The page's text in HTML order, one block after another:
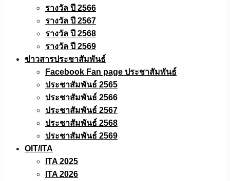
รางวัล ปี 2566
รางวัล ปี 2567
รางวัล ปี 2568
รางวัล ปี 2569
ข่าวสารประชาสัมพันธ์
Facebook Fan page ประชาสัมพันธ์
ประชาสัมพันธ์ 2565
ประชาสัมพันธ์ 2566
ประชาสัมพันธ์ 2567
ประชาสัมพันธ์ 2568
ประชาสัมพันธ์ 2569
OIT/ITA
ITA 2025
ITA 2026